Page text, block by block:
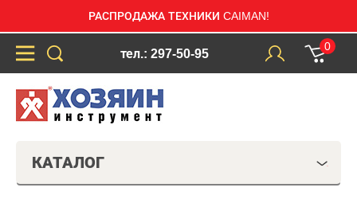
РАСПРОДАЖА ТЕХНИКИ CAIMAN!
тел.: 297-50-95
0
КАТАЛОГ